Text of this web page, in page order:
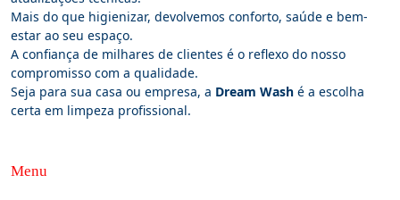
Mais do que higienizar, devolvemos conforto, saúde e bem-
estar ao seu espaço.
A confiança de milhares de clientes é o reflexo do nosso
compromisso com a qualidade.
Seja para sua casa ou empresa, a Dream Wash é a escolha
certa em limpeza profissional.
Menu